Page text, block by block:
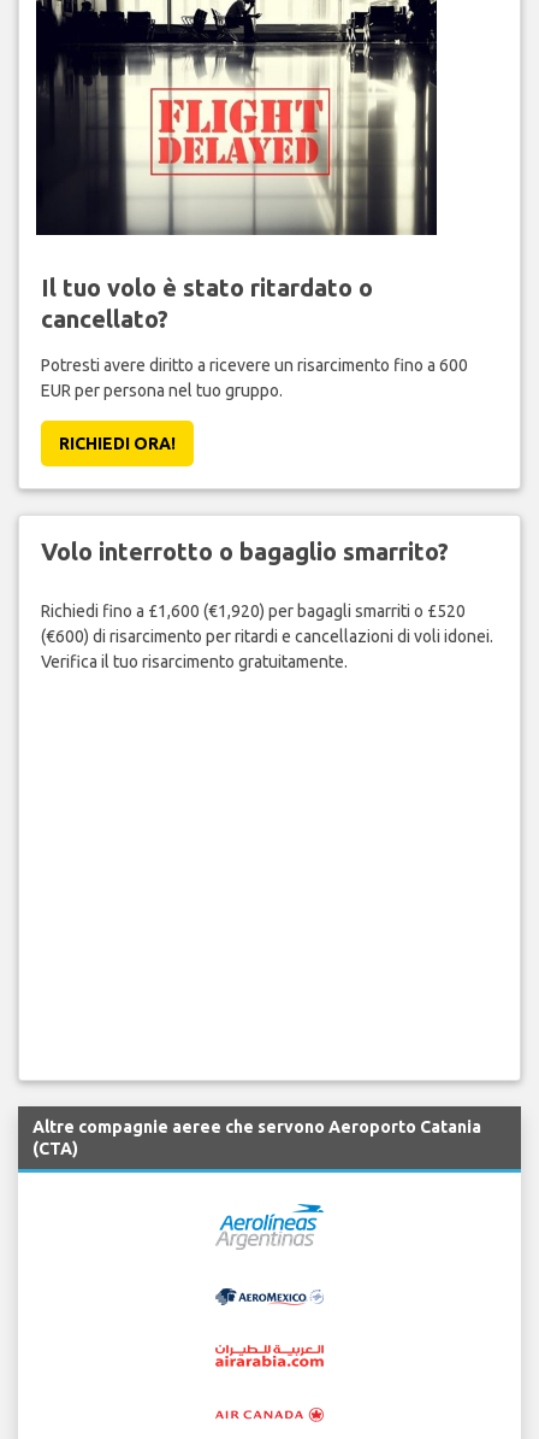
Il tuo volo è stato ritardato o
cancellato?
Potresti avere diritto a ricevere un risarcimento fino a 600
EUR per persona nel tuo gruppo.
RICHIEDI ORA!
Volo interrotto o bagaglio smarrito?
Richiedi fino a £1,600 (€1,920) per bagagli smarriti o £520
(€600) di risarcimento per ritardi e cancellazioni di voli idonei.
Verifica il tuo risarcimento gratuitamente.
Altre compagnie aeree che servono Aeroporto Catania
(CTA)